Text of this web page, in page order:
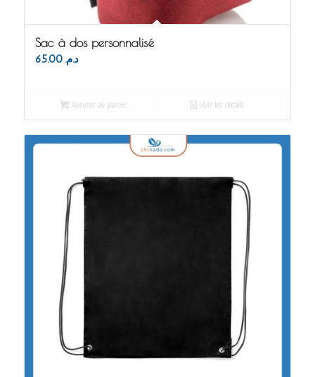
Sac à dos personnalisé
د.م. 65.00
Ajouter au panier Voir les détails